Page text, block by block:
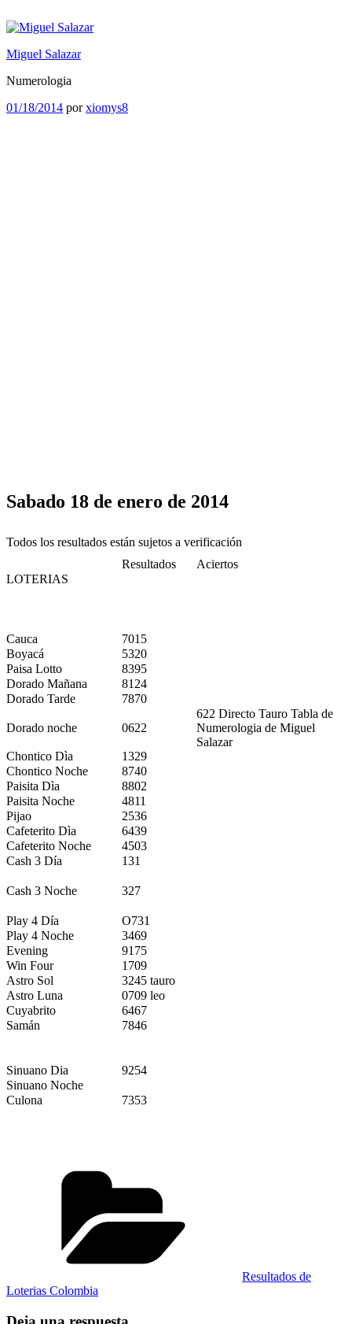
al
Miguel Salazar
Numerologia
Publicado
01/18/2014 porxiomys8
Sabado 18 de enero de 2014
Todos los resultados están sujetos a verificación
Resultados
Aciertos
LOTERIAS
Cauca
7015
Boyacá
5320
Paisa Lotto
8395
Dorado Mañana
8124
Dorado Tarde
7870
Dorado noche 0622
622 Directo Tauro Tabla de
Numerologia de Miguel
Salazar
Chontico Dìa
1329
Chontico Noche
8740
Paisita Dìa
8802
Paisita Noche
4811
Pijao
2536
Cafeterito Dìa
6439
Cafeterito Noche
4503
Cash 3 Día
131
Cash 3 Noche 327
Play 4 Día
O731
Play 4 Noche
3469
Evening
9175
Win Four
1709
Astro Sol
3245 tauro
Astro Luna
0709 leo
Cuyabrito
6467
Samán
7846
Sinuano Dia
9254
Sinuano Noche
Culona
7353
Resultados de
Loterias Colombia